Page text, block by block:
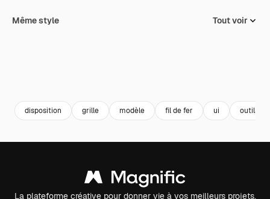
Même style Tout voir
disposition grille modèle fil de fer ui outils
La plateforme créative pour donner vie à vos meilleurs projets.